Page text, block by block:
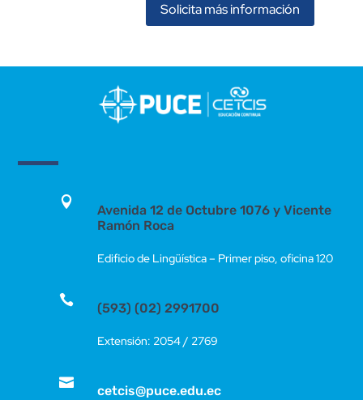
Solicita más información

Avenida 12 de Octubre 1076 y Vicente
Ramón Roca
Edificio de Lingüística – Primer piso, oficina 120

(593) (02) 2991700
Extensión: 2054 / 2769

cetcis@puce.edu.ec